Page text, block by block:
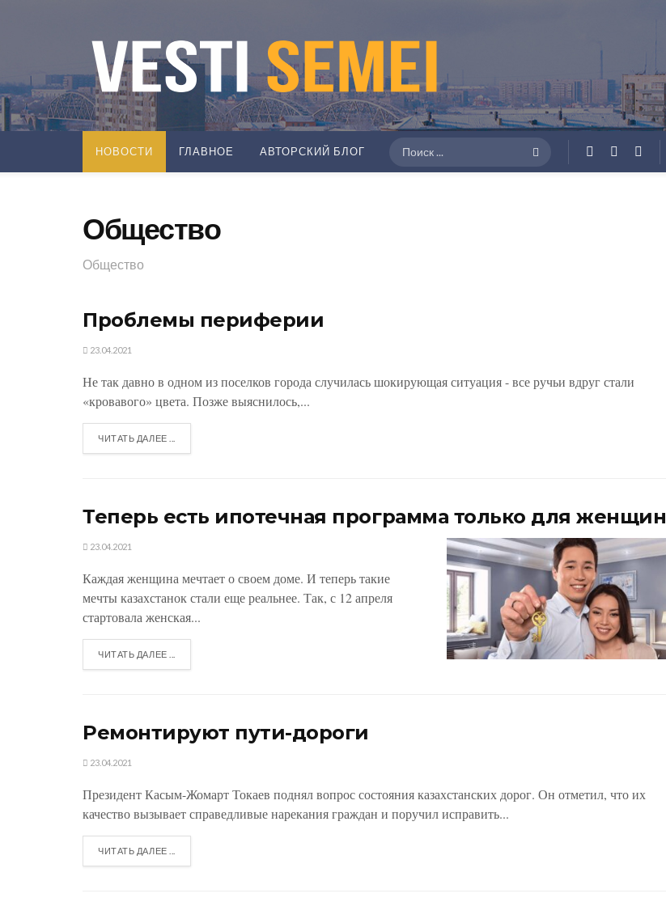
НОВОСТИ ГЛАВНОЕ АВТОРСКИЙ БЛОГ
Общество
Общество
Проблемы периферии
23.04.2021
Не так давно в одном из поселков города случилась шокирующая ситуация - все ручьи вдруг стали
«кровавого» цвета. Позже выяснилось,...
ЧИТАТЬ ДАЛЕЕ ...
Теперь есть ипотечная программа только для женщин
23.04.2021
Каждая женщина мечтает о своем доме. И теперь такие
мечты казахстанок стали еще реальнее. Так, с 12 апреля
стартовала женская...
ЧИТАТЬ ДАЛЕЕ ...
Ремонтируют пути-дороги
23.04.2021
Президент Касым-Жомарт Токаев поднял вопрос состояния казахстанских дорог. Он отметил, что их
качество вызывает справедливые нарекания граждан и поручил исправить...
ЧИТАТЬ ДАЛЕЕ ...